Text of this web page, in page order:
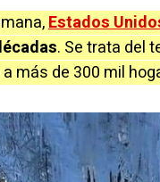
Estados
. Se trata del
más de 300 mil